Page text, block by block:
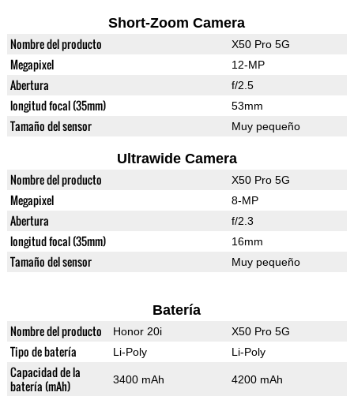
Short-Zoom Camera
Nombre del producto X50 Pro 5G
Megapixel 12-MP
Abertura f/2.5
longitud focal (35mm) 53mm
Tamaño del sensor Muy pequeño
Ultrawide Camera
Nombre del producto X50 Pro 5G
Megapixel 8-MP
Abertura f/2.3
longitud focal (35mm) 16mm
Tamaño del sensor Muy pequeño
Batería
Nombre del producto Honor 20i X50 Pro 5G
Tipo de batería Li-Poly Li-Poly
Capacidad de la
batería (mAh)
3400 mAh 4200 mAh